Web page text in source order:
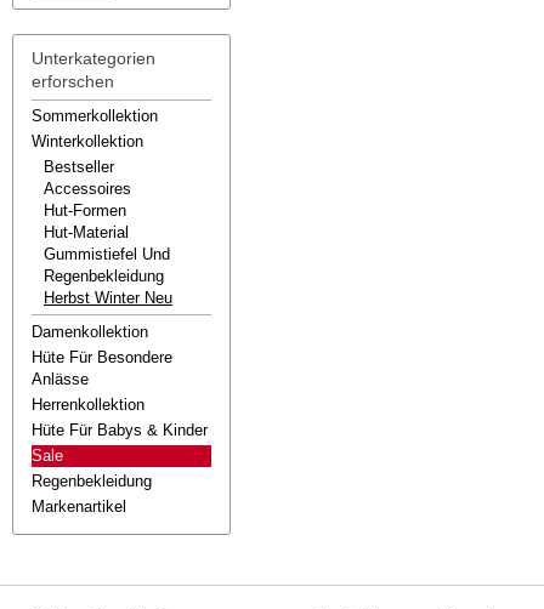
Unterkategorien
erforschen
Sommerkollektion
Winterkollektion
Bestseller
Accessoires
Hut-Formen
Hut-Material
Gummistiefel Und
Regenbekleidung
Herbst Winter Neu
Damenkollektion
Hüte Für Besondere
Anlässe
Herrenkollektion
Hüte Für Babys & Kinder
Sale
Regenbekleidung
Markenartikel